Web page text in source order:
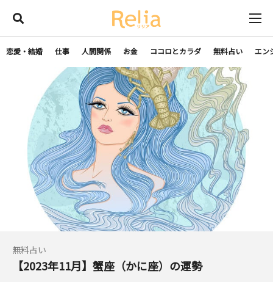
恋愛・結婚 仕事 人間関係 お金 ココロとカラダ 無料占い エン
無料占い
【2023年11月】蟹座（かに座）の運勢